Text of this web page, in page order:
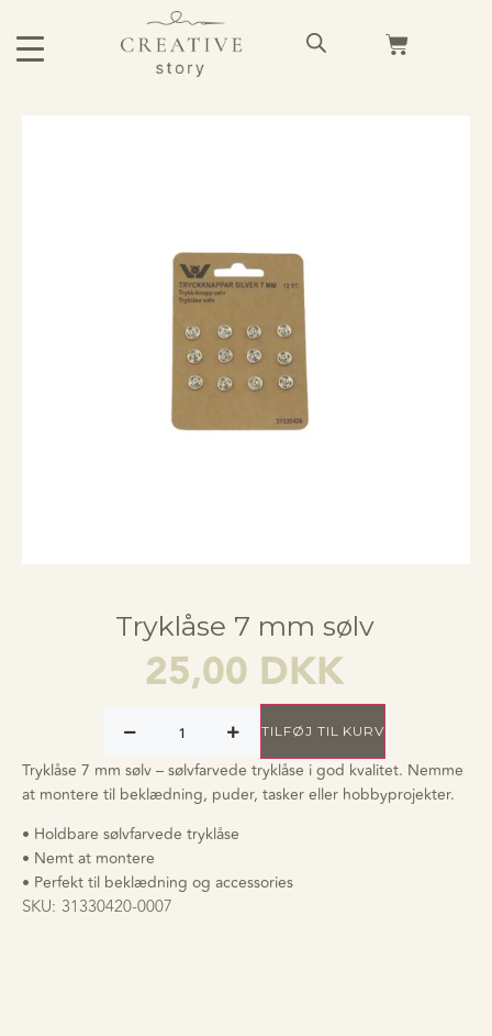
Tryklåse 7 mm sølv
25,00 DKK
TILFØJ TIL KURV
Tryklåse 7 mm sølv – sølvfarvede tryklåse i god kvalitet. Nemme
at montere til beklædning, puder, tasker eller hobbyprojekter.
• Holdbare sølvfarvede tryklåse
• Nemt at montere
• Perfekt til beklædning og accessories
SKU: 31330420-0007